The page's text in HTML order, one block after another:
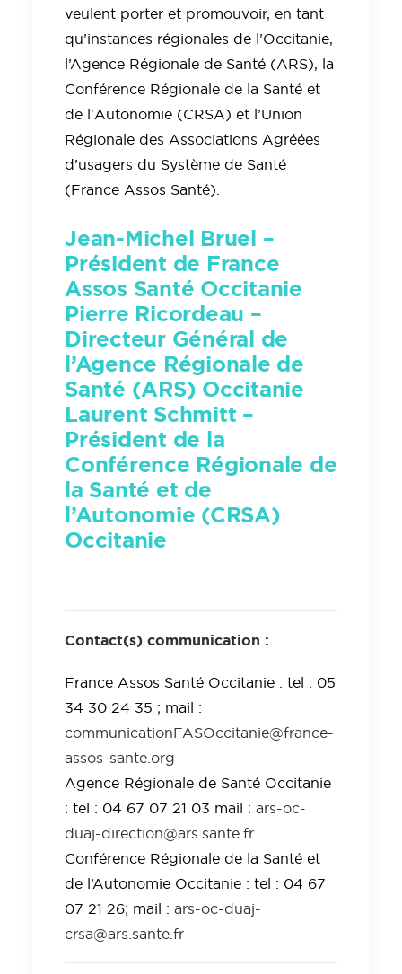
veulent porter et promouvoir, en tant
qu’instances régionales de l’Occitanie,
l’Agence Régionale de Santé (ARS), la
Conférence Régionale de la Santé et
de l'Autonomie (CRSA) et l’Union
Régionale des Associations Agréées
d’usagers du Système de Santé
(France Assos Santé).
Jean-Michel Bruel –
Président de France
Assos Santé Occitanie
Pierre Ricordeau –
Directeur Général de
l’Agence Régionale de
Santé (ARS) Occitanie
Laurent Schmitt –
Président de la
Conférence Régionale de
la Santé et de
l’Autonomie (CRSA)
Occitanie
Contact(s) communication :
France Assos Santé Occitanie : tel : 05
34 30 24 35 ; mail :
communicationFASOccitanie@france-
assos-sante.org
Agence Régionale de Santé Occitanie
: tel : 04 67 07 21 03 mail : ars-oc-
duaj-direction@ars.sante.fr
Conférence Régionale de la Santé et
de l’Autonomie Occitanie : tel : 04 67
07 21 26; mail : ars-oc-duaj-
crsa@ars.sante.fr